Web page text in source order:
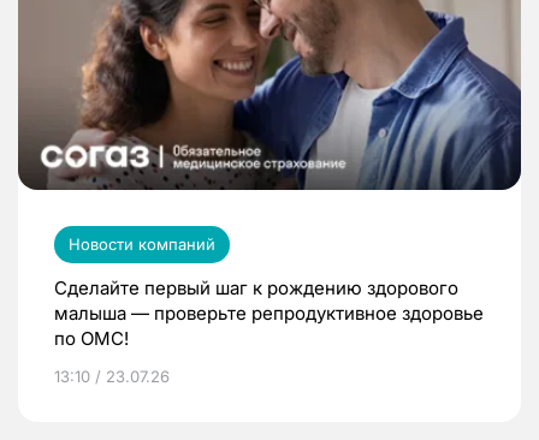
Новости компаний
Сделайте первый шаг к рождению здорового
малыша — проверьте репродуктивное здоровье
по ОМС!
13:10 / 23.07.26